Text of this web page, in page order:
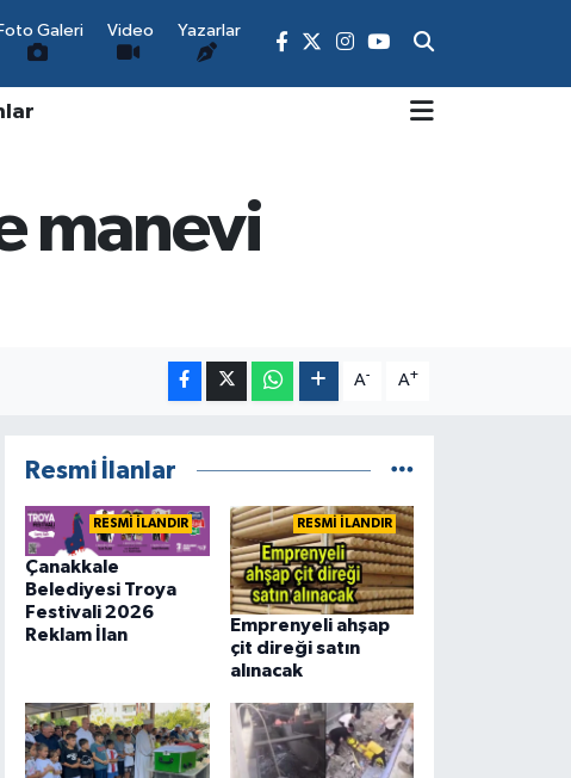
Foto Galeri Video Yazarlar
manevi
A- A+
Resmi İlanlar
RESMİ İLANDIR
Çanakkale
Belediyesi Troya
Festivali 2026
Reklam İlan
RESMİ İLANDIR
Emprenyeli ahşap
çit direği satın
alınacak